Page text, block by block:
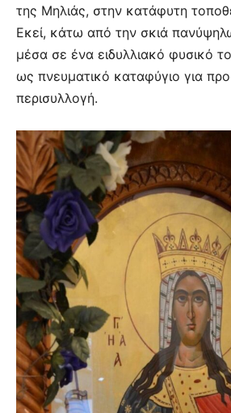
της Μηλιάς, στην κατάφυτη
Εκεί, κάτω από την σκιά
μέσα σε ένα ειδυλλιακό φυσικό
ως πνευματικό καταφύγιο για
περισυλλογή.